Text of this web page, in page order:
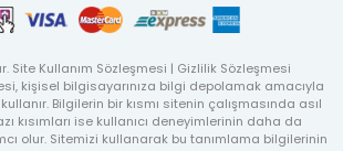
Site Kullanım Sözleşmesi | Gizlilik Sözleşmesi
kişisel bilgisayarınıza bilgi depolamak amacıyla
Bilgilerin bir kısmı sitenin çalışmasında asıl
kısımları ise kullanıcı deneyimlerinin daha da
olur. Sitemizi kullanarak bu tanımlama bilgilerinin